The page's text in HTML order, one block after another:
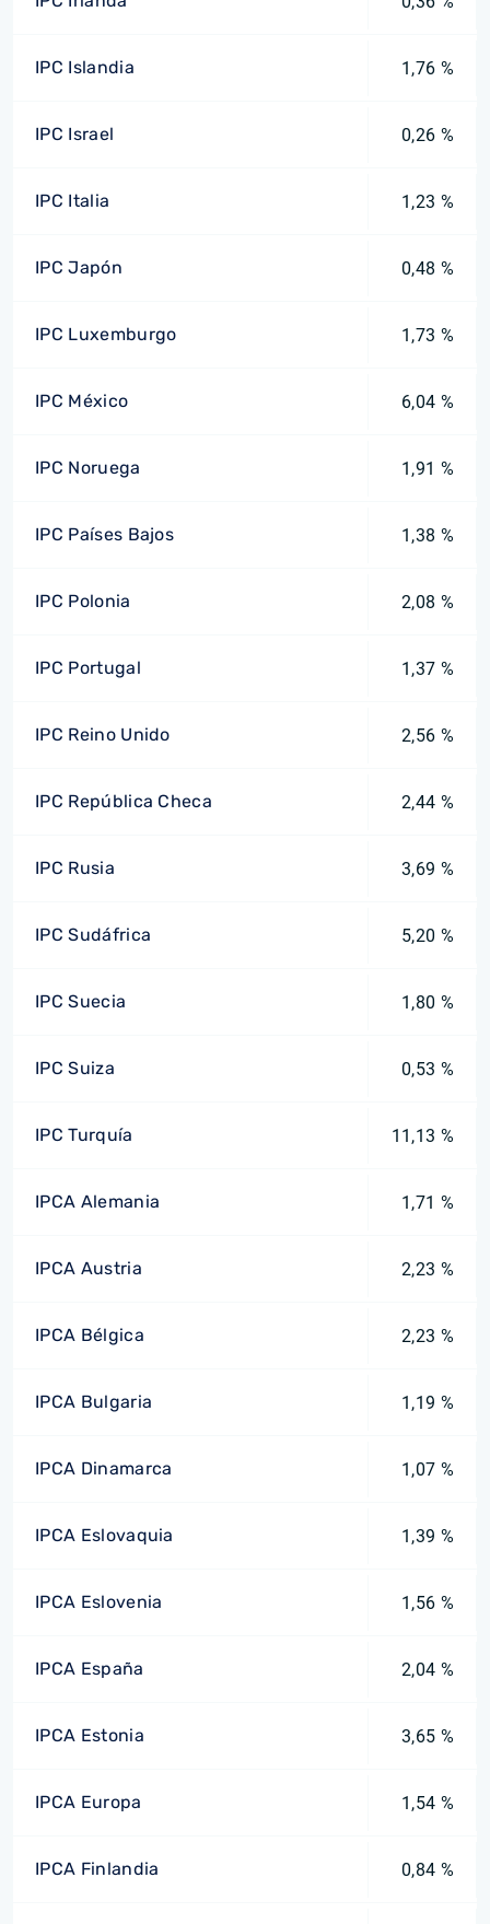
IPC Islandia 1,76 %
IPC Israel 0,26 %
IPC Italia 1,23 %
IPC Japón 0,48 %
IPC Luxemburgo 1,73 %
IPC México 6,04 %
IPC Noruega 1,91 %
IPC Países Bajos 1,38 %
IPC Polonia 2,08 %
IPC Portugal 1,37 %
IPC Reino Unido 2,56 %
IPC República Checa 2,44 %
IPC Rusia 3,69 %
IPC Sudáfrica 5,20 %
IPC Suecia 1,80 %
IPC Suiza 0,53 %
IPC Turquía 11,13 %
IPCA Alemania 1,71 %
IPCA Austria 2,23 %
IPCA Bélgica 2,23 %
IPCA Bulgaria 1,19 %
IPCA Dinamarca 1,07 %
IPCA Eslovaquia 1,39 %
IPCA Eslovenia 1,56 %
IPCA España 2,04 %
IPCA Estonia 3,65 %
IPCA Europa 1,54 %
IPCA Finlandia 0,84 %